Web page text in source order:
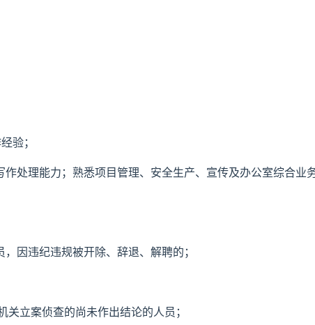
验；
作处理能力；熟悉项目管理、安全生产、宣传及办公室综合业
因违纪违规被开除、辞退、解聘的；
立案侦查的尚未作出结论的人员；